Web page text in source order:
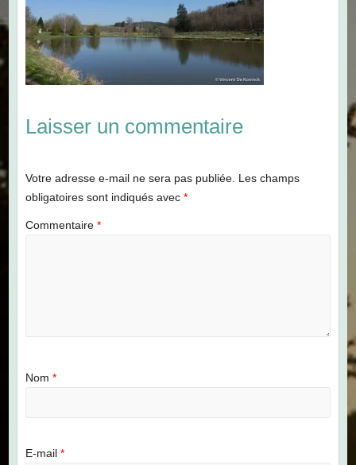
Laisser un commentaire
Votre adresse e-mail ne sera pas publiée. Les champs
obligatoires sont indiqués avec *
Commentaire *
Nom *
E-mail *